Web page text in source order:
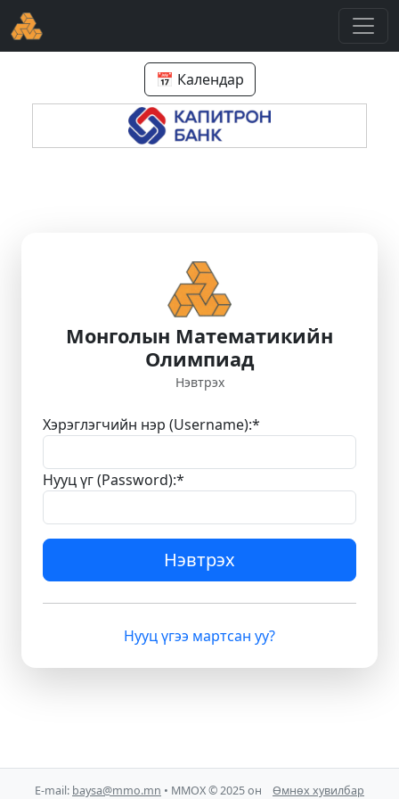
📅 Календар
Монголын Математикийн
Олимпиад
Нэвтрэх
Хэрэглэгчийн нэр (Username):*
Нууц үг (Password):*
Нэвтрэх
Нууц үгээ мартсан уу?
E-mail: baysa@mmo.mn • ММОХ © 2025 он Өмнөх хувилбар